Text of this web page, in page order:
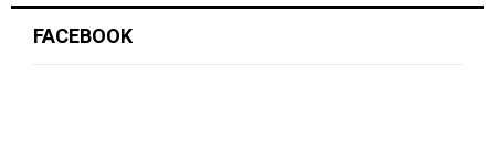
FACEBOOK